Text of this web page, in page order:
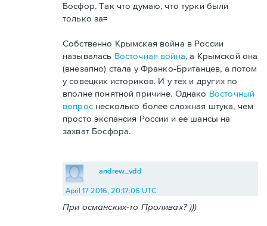
Босфор. Так что думаю, что турки были
только за=
Собственно Крымская война в России
называлась Восточная война, а Крымской она
(внезапно) стала у Франко-Британцев, а потом
у совецких историков. И у тех и других по
вполне понятной причине. Однако Восточный
вопроснесколько более сложная штука, чем
просто экспансия России и ее шансы на
захват Босфора.
andrew_vdd
April 17 2016, 20:17:06 UTC
При османских-то Проливах? )))